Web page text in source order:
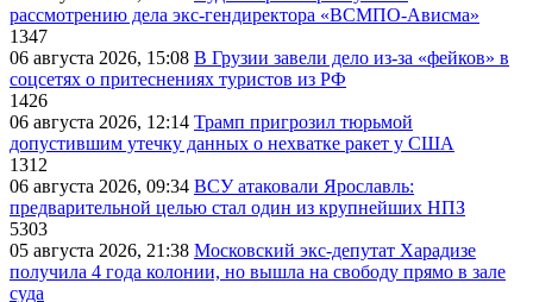
рассмотрению дела экс-гендиректора «ВСМПО-Ависма»
1347
06 августа 2026, 15:08 В Грузии завели дело из-за «фейков» в
соцсетях о притеснениях туристов из РФ
1426
06 августа 2026, 12:14 Трамп пригрозил тюрьмой
допустившим утечку данных о нехватке ракет у США
1312
06 августа 2026, 09:34 ВСУ атаковали Ярославль:
предварительной целью стал один из крупнейших НПЗ
5303
05 августа 2026, 21:38 Московский экс-депутат Харадизе
получила 4 года колонии, но вышла на свободу прямо в зале
суда